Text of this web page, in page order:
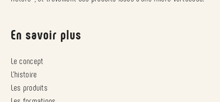
En savoir plus
Le concept
L’histoire
Les produits